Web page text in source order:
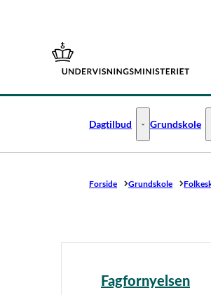
Gå til forsiden
Dagtilbud Dagtilbud -
Grundskole
Forside Grundskole
Fagfornyelsen